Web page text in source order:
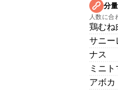
分
人数に合
鶏むね
サニー
ナス
ミニト
アボカ